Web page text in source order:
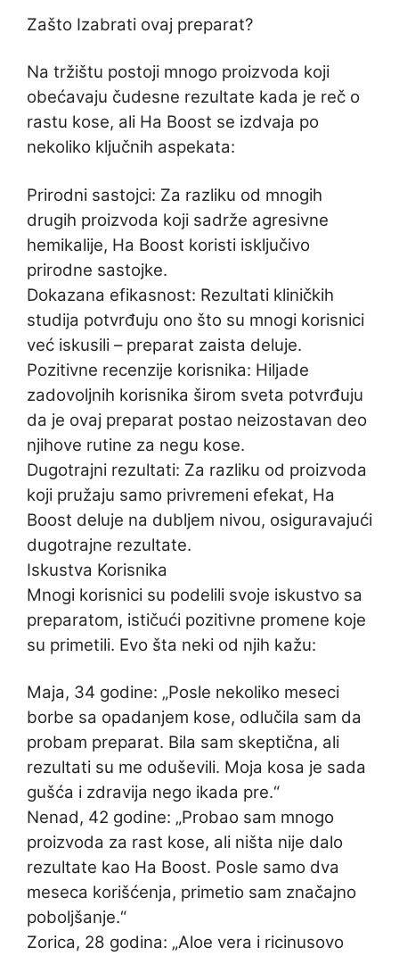
Zašto Izabrati ovaj preparat?
Na tržištu postoji mnogo proizvoda koji
obećavaju čudesne rezultate kada je reč o
rastu kose, ali Ha Boost se izdvaja po
nekoliko ključnih aspekata:
Prirodni sastojci: Za razliku od mnogih
drugih proizvoda koji sadrže agresivne
hemikalije, Ha Boost koristi isključivo
prirodne sastojke.
Dokazana efikasnost: Rezultati kliničkih
studija potvrđuju ono što su mnogi korisnici
već iskusili – preparat zaista deluje.
Pozitivne recenzije korisnika: Hiljade
zadovoljnih korisnika širom sveta potvrđuju
da je ovaj preparat postao neizostavan deo
njihove rutine za negu kose.
Dugotrajni rezultati: Za razliku od proizvoda
koji pružaju samo privremeni efekat, Ha
Boost deluje na dubljem nivou, osiguravajući
dugotrajne rezultate.
Iskustva Korisnika
Mnogi korisnici su podelili svoje iskustvo sa
preparatom, ističući pozitivne promene koje
su primetili. Evo šta neki od njih kažu:
Maja, 34 godine: „Posle nekoliko meseci
borbe sa opadanjem kose, odlučila sam da
probam preparat. Bila sam skeptična, ali
rezultati su me oduševili. Moja kosa je sada
gušća i zdravija nego ikada pre.“
Nenad, 42 godine: „Probao sam mnogo
proizvoda za rast kose, ali ništa nije dalo
rezultate kao Ha Boost. Posle samo dva
meseca korišćenja, primetio sam značajno
poboljšanje.“
Zorica, 28 godina: „Aloe vera i ricinusovo